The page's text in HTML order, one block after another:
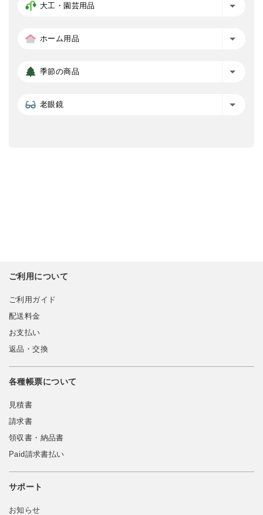
大工・園芸用品
ホーム用品
季節の商品
老眼鏡
ご利用について
ご利用ガイド
配送料金
お支払い
返品・交換
各種帳票について
見積書
請求書
領収書・納品書
Paid請求書払い
サポート
お知らせ